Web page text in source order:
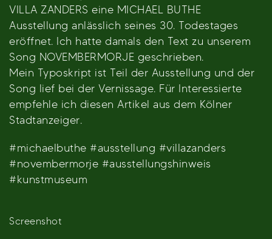
VILLA ZANDERS eine MICHAEL BUTHE
Ausstellung anlässlich seines 30. Todestages
eröffnet. Ich hatte damals den Text zu unserem
Song NOVEMBERMORJE geschrieben.
Mein Typoskript ist Teil der Ausstellung und der
Song lief bei der Vernissage. Für Interessierte
empfehle ich diesen Artikel aus dem Kölner
Stadtanzeiger.
#michaelbuthe #ausstellung #villazanders
#novembermorje #ausstellungshinweis
#kunstmuseum
Screenshot